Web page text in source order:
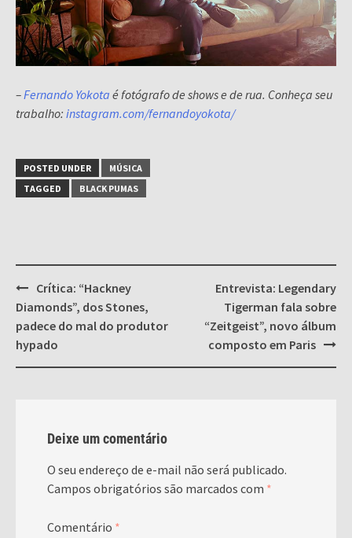
–Fernando Yokota é fotógrafo de shows e de rua. Conheça seu
trabalho: instagram.com/fernandoyokota/
POSTED UNDER
MÚSICA
TAGGED
BLACK PUMAS
Post
navigation
Crítica: “Hackney
Diamonds”, dos Stones,
padece do mal do produtor
hypado
Entrevista: Legendary
Tigerman fala sobre
“Zeitgeist”, novo álbum
composto em Paris
Deixe um comentário
O seu endereço de e-mail não será publicado.
Campos obrigatórios são marcados com *
Comentário *